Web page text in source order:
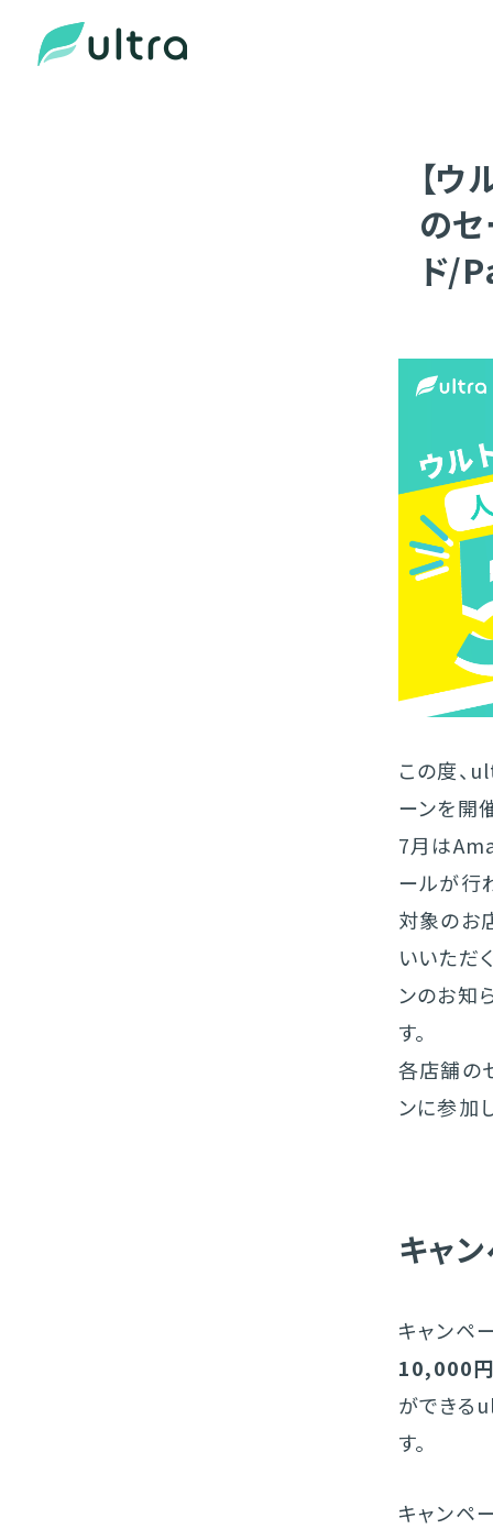
【
の
ド/
この度、
ーンを開
7月は
ールが行
対象のお
いいただ
ンのお知
す。
各店舗の
ンに参加
キャ
キャンペ
10,000
ができる
す。
キャンペ